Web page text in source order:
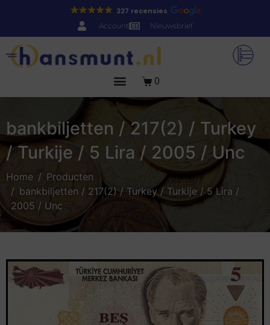
227 recensies
Account Nieuwsbrief
0
bankbiljetten / 217(2) / Turkey
/ Turkije / 5 Lira / 2005 / Unc
Home
Producten
bankbiljetten / 217(2) / Turkey / Turkije / 5 Lira /
2005 / Unc